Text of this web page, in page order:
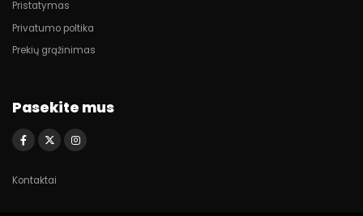
Pristatymas
Privatumo poltika
Prekių grąžinimas
Pasekite mus
Kontaktai